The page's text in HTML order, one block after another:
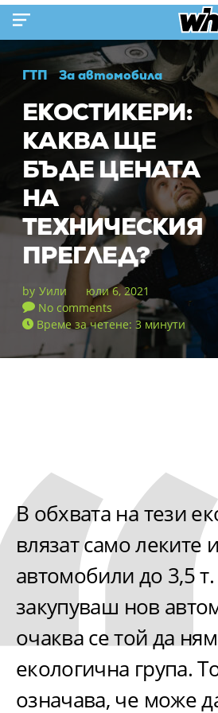
ГТП За автомобила
ЕКОСТИКЕРИ:
КАКВА ЩЕ
БЪДЕ ЦЕНАТА
НА
ТЕХНИЧЕСКИЯ
ПРЕГЛЕД?
by Уили
юли 6, 2021
No comments
Време за четене: 3 минути
В обхвата на тези
влязат само леките
автомобили до 3,5
закупуваш нов
очаква се той да
екологична група.
означава, че може